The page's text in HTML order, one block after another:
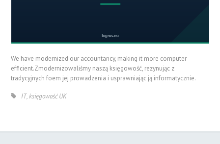
We have modernized our accountancy, making it more computer
efficient.Zmodernizowaliśmy naszą księgowość, rezynując z
tradycyjnych foem jej prowadzenia i usprawniając ją informatycznie.
IT,księgowość UK